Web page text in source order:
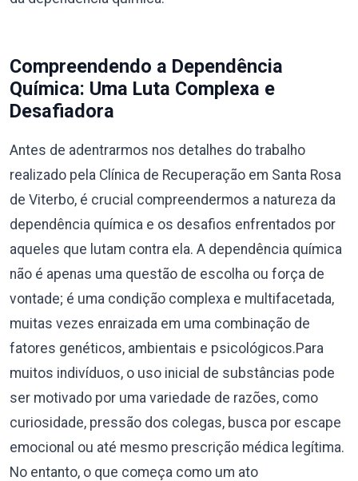
Compreendendo a Dependência
Química: Uma Luta Complexa e
Desafiadora
Antes de adentrarmos nos detalhes do trabalho
realizado pela Clínica de Recuperação em Santa Rosa
de Viterbo, é crucial compreendermos a natureza da
dependência química e os desafios enfrentados por
aqueles que lutam contra ela. A dependência química
não é apenas uma questão de escolha ou força de
vontade; é uma condição complexa e multifacetada,
muitas vezes enraizada em uma combinação de
fatores genéticos, ambientais e psicológicos.Para
muitos indivíduos, o uso inicial de substâncias pode
ser motivado por uma variedade de razões, como
curiosidade, pressão dos colegas, busca por escape
emocional ou até mesmo prescrição médica legítima.
No entanto, o que começa como um ato